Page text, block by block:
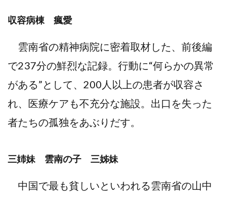
収容病棟 瘋愛
雲南省の精神病院に密着取材した、前後編
で237分の鮮烈な記録。行動に“何らかの異常
がある”として、200人以上の患者が収容さ
れ、医療ケアも不充分な施設。出口を失った
者たちの孤独をあぶりだす。
三姉妹 雲南の子 三姊妹
中国で最も貧しいといわれる雲南省の山中